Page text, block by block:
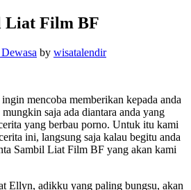
Liat Film BF
by wisatalendir
mencoba memberikan kepada anda
saja ada diantara anda yang
yang berbau porno. Untuk itu kami
ini, langsung saja kalau begitu anda
Sambil Liat Film BF yang akan kami
Ellyn, adikku yang paling bungsu, akan